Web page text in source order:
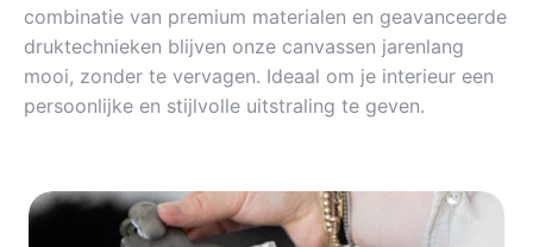
combinatie van premium materialen en geavanceerde
druktechnieken blijven onze canvassen jarenlang
mooi, zonder te vervagen. Ideaal om je interieur een
persoonlijke en stijlvolle uitstraling te geven.